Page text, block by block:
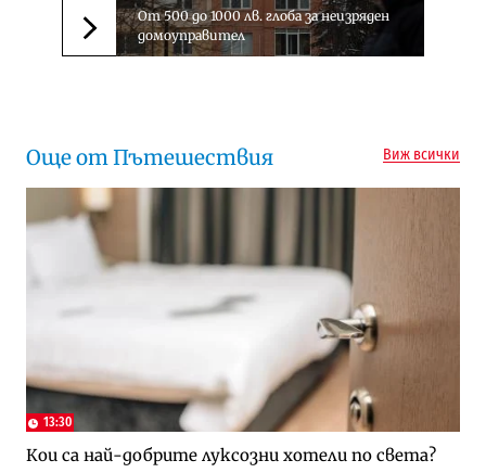
Следваща новина
От 500 до 1000 лв. глоба за неизряден
домоуправител
Още от Пътешествия Виж всички
13:30
Кои са най-добрите луксозни хотели по света?